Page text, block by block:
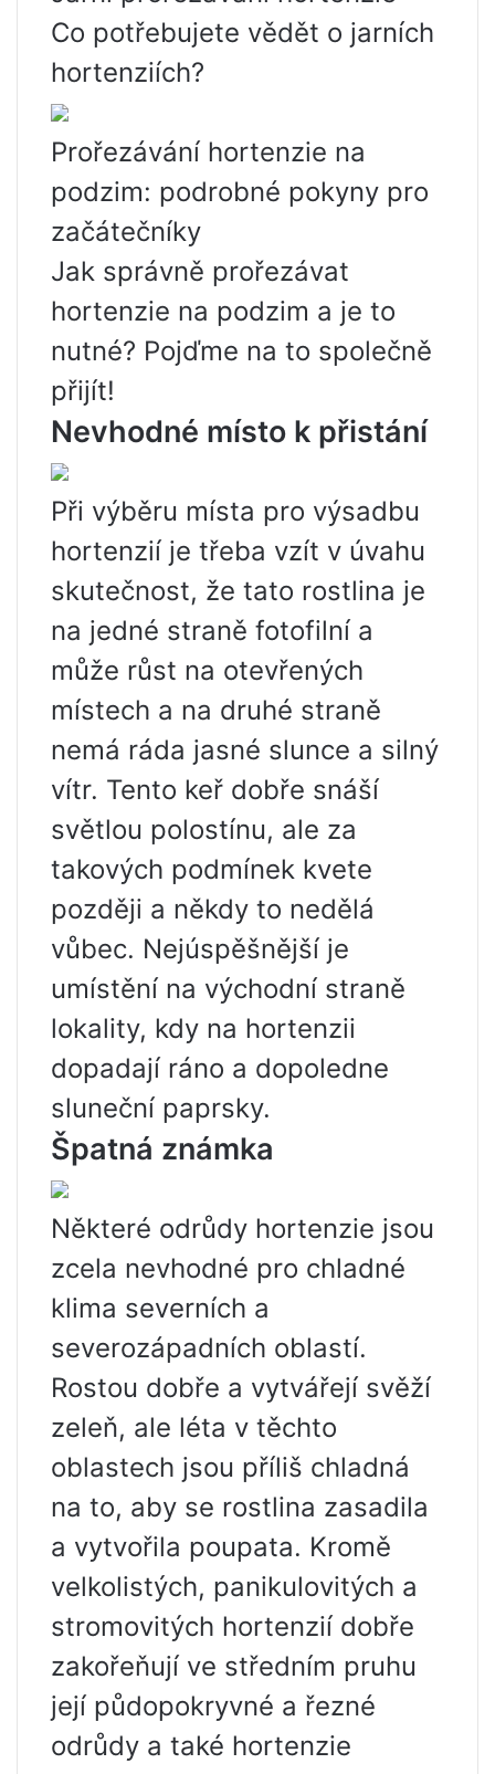
Co potřebujete vědět o jarních
hortenziích?
Prořezávání hortenzie na
podzim: podrobné pokyny pro
začátečníky
Jak správně prořezávat
hortenzie na podzim a je to
nutné? Pojďme na to společně
přijít!
Nevhodné místo k přistání
Při výběru místa pro výsadbu
hortenzií je třeba vzít v úvahu
skutečnost, že tato rostlina je
na jedné straně fotofilní a
může růst na otevřených
místech a na druhé straně
nemá ráda jasné slunce a silný
vítr. Tento keř dobře snáší
světlou polostínu, ale za
takových podmínek kvete
později a někdy to nedělá
vůbec. Nejúspěšnější je
umístění na východní straně
lokality, kdy na hortenzii
dopadají ráno a dopoledne
sluneční paprsky.
Špatná známka
Některé odrůdy hortenzie jsou
zcela nevhodné pro chladné
klima severních a
severozápadních oblastí.
Rostou dobře a vytvářejí svěží
zeleň, ale léta v těchto
oblastech jsou příliš chladná
na to, aby se rostlina zasadila
a vytvořila poupata. Kromě
velkolistých, panikulovitých a
stromovitých hortenzií dobře
zakořeňují ve středním pruhu
její půdopokryvné a řezné
odrůdy a také hortenzie